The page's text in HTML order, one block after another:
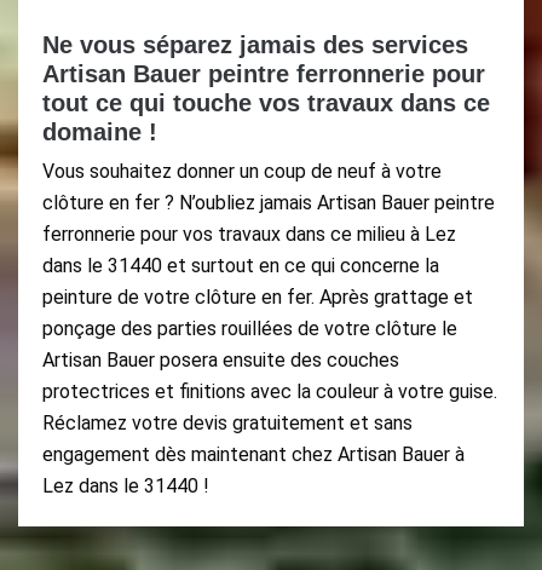
Ne vous séparez jamais des services
Artisan Bauer peintre ferronnerie pour
tout ce qui touche vos travaux dans ce
domaine !
Vous souhaitez donner un coup de neuf à votre
clôture en fer ? N’oubliez jamais Artisan Bauer peintre
ferronnerie pour vos travaux dans ce milieu à Lez
dans le 31440 et surtout en ce qui concerne la
peinture de votre clôture en fer. Après grattage et
ponçage des parties rouillées de votre clôture le
Artisan Bauer posera ensuite des couches
protectrices et finitions avec la couleur à votre guise.
Réclamez votre devis gratuitement et sans
engagement dès maintenant chez Artisan Bauer à
Lez dans le 31440 !